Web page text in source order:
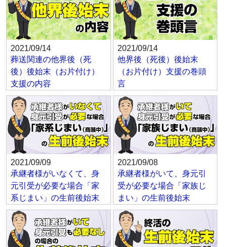
2021/09/14
葬送関連の他界後（死
後）後始末（お片付け）
支援の内容
2021/09/14
他界後（死後）後始末
（お片付け）支援の巻頭
言
2021/09/09
承継者様がいなくて、身
元引受が必要な場合「家
系じまい」の生前後始末
2021/09/08
承継者様がいて、身元引
受が必要な場合「家族じ
まい」の生前後始末